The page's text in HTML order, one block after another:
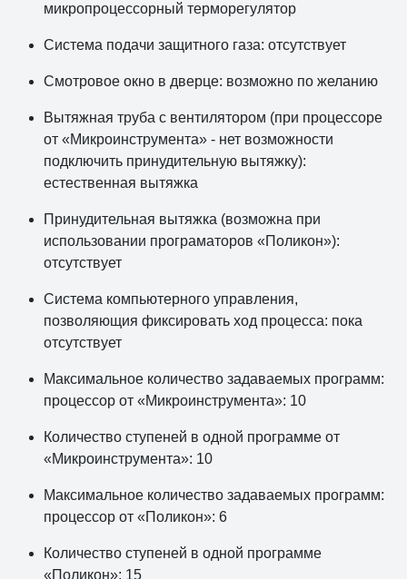
микропроцессорный терморегулятор
Система подачи защитного газа: отсутствует
Смотровое окно в дверце: возможно по желанию
Вытяжная труба с вентилятором (при процессоре
от «Микроинструмента» - нет возможности
подключить принудительную вытяжку):
естественная вытяжка
Принудительная вытяжка (возможна при
использовании програматоров «Поликон»):
отсутствует
Система компьютерного управления,
позволяющия фиксировать ход процесса: пока
отсутствует
Максимальное количество задаваемых программ:
процессор от «Микроинструмента»: 10
Количество ступеней в одной программе от
«Микроинструмента»: 10
Максимальное количество задаваемых программ:
процессор от «Поликон»: 6
Количество ступеней в одной программе
«Поликон»: 15